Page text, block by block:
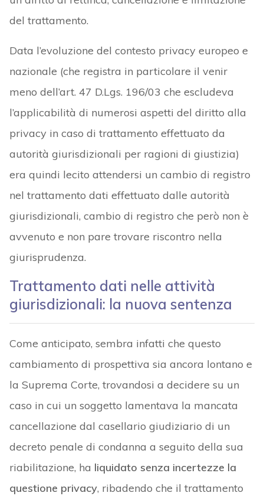
del trattamento.
Data l’evoluzione del contesto privacy europeo e
nazionale (che registra in particolare il venir
meno dell’art. 47 D.Lgs. 196/03 che escludeva
l’applicabilità di numerosi aspetti del diritto alla
privacy in caso di trattamento effettuato da
autorità giurisdizionali per ragioni di giustizia)
era quindi lecito attendersi un cambio di registro
nel trattamento dati effettuato dalle autorità
giurisdizionali, cambio di registro che però non è
avvenuto e non pare trovare riscontro nella
giurisprudenza.
Trattamento dati nelle attività
giurisdizionali: la nuova sentenza
Come anticipato, sembra infatti che questo
cambiamento di prospettiva sia ancora lontano e
la Suprema Corte, trovandosi a decidere su un
caso in cui un soggetto lamentava la mancata
cancellazione dal casellario giudiziario di un
decreto penale di condanna a seguito della sua
riabilitazione, ha liquidato senza incertezze la
questione privacy, ribadendo che il trattamento